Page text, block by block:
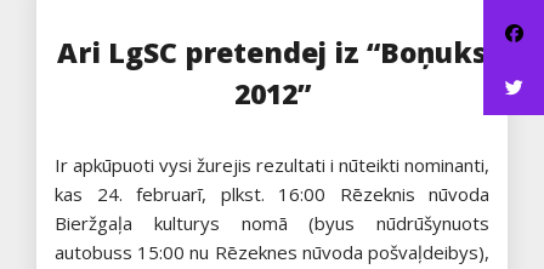
Ari LgSC pretendej iz “Boņuks
2012”
Ir apkūpuoti vysi žurejis rezultati i nūteikti nominanti,
kas 24. februarī, plkst. 16:00 Rēzeknis nūvoda
Bieržgaļa kulturys nomā (byus nūdrūšynuots
autobuss 15:00 nu Rēzeknes nūvoda pošvaļdeibys),